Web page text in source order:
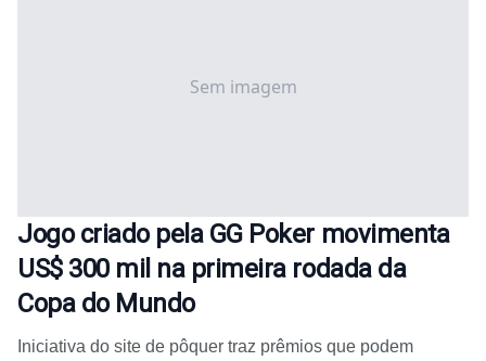
Sem imagem
Jogo criado pela GG Poker movimenta
US$ 300 mil na primeira rodada da
Copa do Mundo
Iniciativa do site de pôquer traz prêmios que podem